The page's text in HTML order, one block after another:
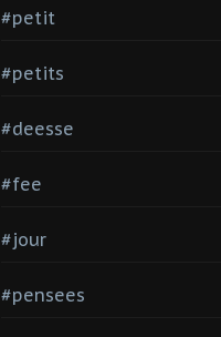
#petit
#petits
#deesse
#fee
#jour
#pensees